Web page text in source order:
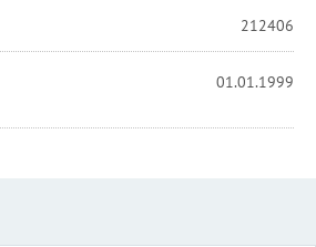
212406
01.01.1999